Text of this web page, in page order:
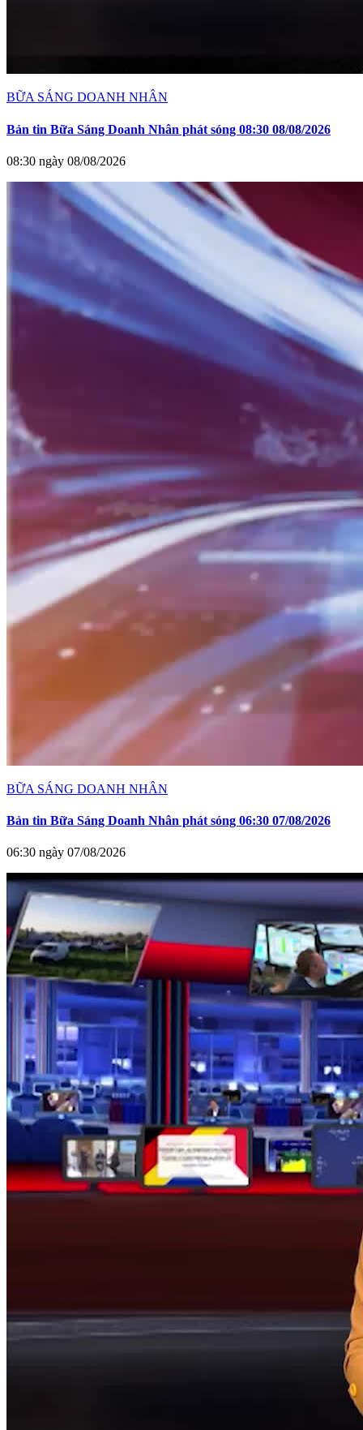
BỮA SÁNG DOANH NHÂN
Bản tin Bữa Sáng Doanh Nhân phát sóng 08:30 08/08/2026
08:30 ngày 08/08/2026
BỮA SÁNG DOANH NHÂN
Bản tin Bữa Sáng Doanh Nhân phát sóng 06:30 07/08/2026
06:30 ngày 07/08/2026